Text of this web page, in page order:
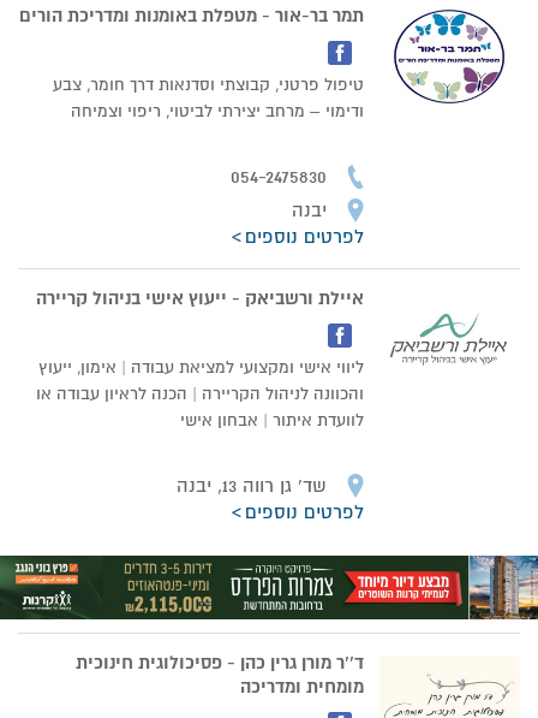
תמר בר-אור - מטפלת באומנות ומדריכת הורים
טיפול פרטני, קבוצתי וסדנאות דרך חומר, צבע
ודימוי – מרחב יצירתי לביטוי, ריפוי וצמיחה
054-2475830
יבנה
לפרטים נוספים
איילת ורשביאק - ייעוץ אישי בניהול קריירה
ליווי אישי ומקצועי למציאת עבודה | אימון, ייעוץ
והכוונה לניהול הקריירה | הכנה לראיון עבודה או
לוועדת איתור | אבחון אישי
שד’ גן רווה 13, יבנה
לפרטים נוספים
ד’’ר מורן גרין כהן - פסיכולוגית חינוכית
מומחית ומדריכה